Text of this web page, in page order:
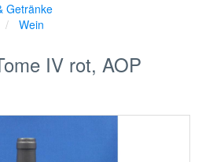
Getränke
Wein
IV rot, AOP